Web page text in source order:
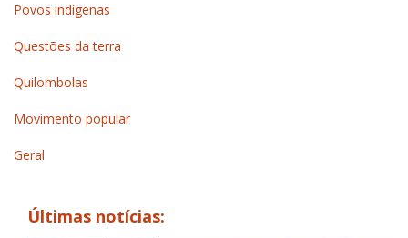
Povos indígenas
Questões da terra
Quilombolas
Movimento popular
Geral
Últimas notícias: